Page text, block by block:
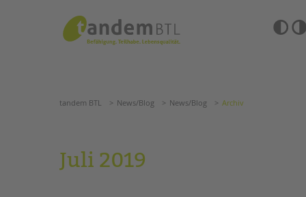
Barrierefrei-
ANGEBOTE
KITA & FRÜHE HILFEN
tandem BTL News/Blog
tandem BTL News/Blog News/Blog Archiv
Juli 2019